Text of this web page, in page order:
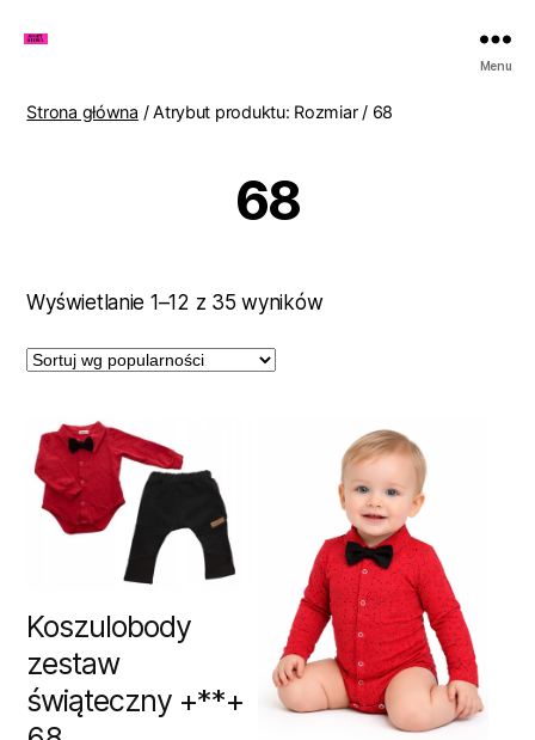
Lenki
Menu
Strona główna / Atrybut produktu: Rozmiar / 68
68
Wyświetlanie 1–12 z 35 wynikówPosortowane
Koszulobody
zestaw
świąteczny +**+